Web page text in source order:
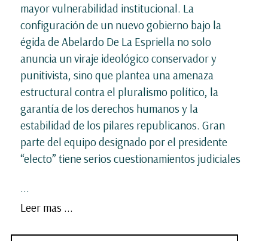
mayor vulnerabilidad institucional. La
configuración de un nuevo gobierno bajo la
égida de Abelardo De La Espriella no solo
anuncia un viraje ideológico conservador y
punitivista, sino que plantea una amenaza
estructural contra el pluralismo político, la
garantía de los derechos humanos y la
estabilidad de los pilares republicanos. Gran
parte del equipo designado por el presidente
“electo” tiene serios cuestionamientos judiciales
...
Leer mas ...